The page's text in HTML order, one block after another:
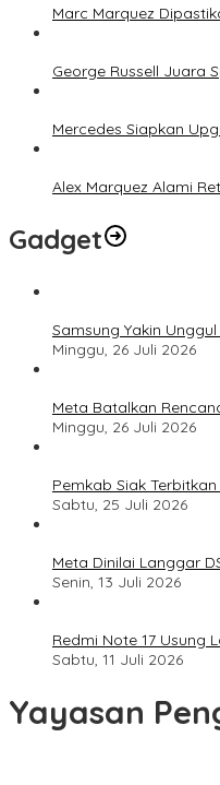
Marc Marquez
George Russell Juara
Mercedes Siapkan
Alex Marquez Alami
Gadget
Samsung Yakin
Minggu, 26 Juli 2026
Meta Batalkan
Minggu, 26 Juli 2026
Pemkab Siak
Sabtu, 25 Juli 2026
Meta Dinilai Langgar
Senin, 13 Juli 2026
Redmi Note 17 Usung
Sabtu, 11 Juli 2026
Yayasan